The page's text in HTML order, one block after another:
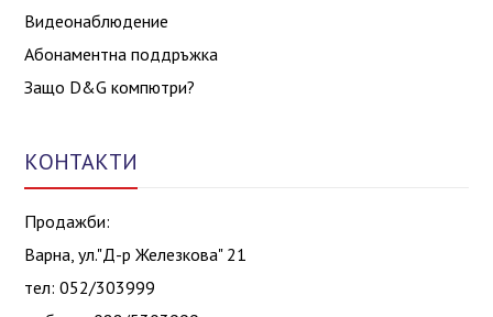
Видеонаблюдение
Абонаментна поддръжка
Защо D&G компютри?
КОНТАКТИ
Продажби:
Варна, ул."Д-р Железкова" 21
тел: 052/303999